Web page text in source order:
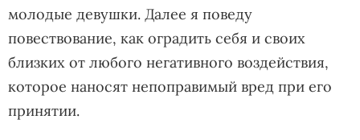
молодые девушки. Далее я поведу
повествование, как оградить себя и своих
близких от любого негативного воздействия,
которое наносят непоправимый вред при его
принятии.